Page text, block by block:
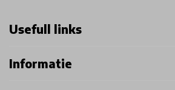
Usefull links
Informatie